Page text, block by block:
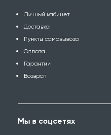
Личный кабинет
Доставка
Пункты самовывоза
Оплата
Гарантии
Возврат
Мы в соцсетях